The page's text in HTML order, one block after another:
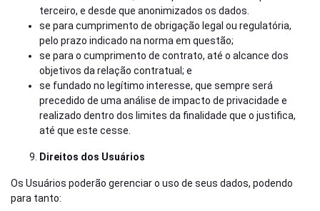
terceiro, e desde que anonimizados os dados.
se para cumprimento de obrigação legal ou regulatória,
pelo prazo indicado na norma em questão;
se para o cumprimento de contrato, até o alcance dos
objetivos da relação contratual; e
se fundado no legítimo interesse, que sempre será
precedido de uma análise de impacto de privacidade e
realizado dentro dos limites da finalidade que o justifica,
até que este cesse.
Direitos dos Usuários
Os Usuários poderão gerenciar o uso de seus dados, podendo
para tanto: